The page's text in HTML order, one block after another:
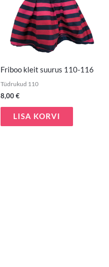
Friboo kleit suurus 110-116
Tüdrukud 110
8,00€
LISA KORVI